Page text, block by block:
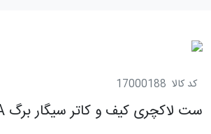
کد کالا 17000188
ست لاکچری کیف و کاتر سیگار برگ COHIBA